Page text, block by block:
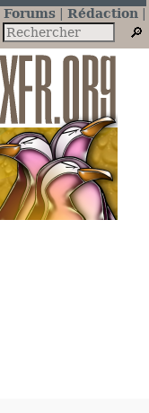
Forums
Rédaction